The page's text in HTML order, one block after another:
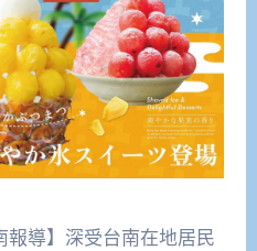
報導】深受台南在地居民